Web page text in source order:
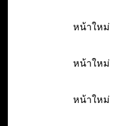
หน้าใหม่
หน้าใหม่
หน้าใหม่